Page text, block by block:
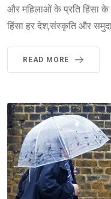
और महिलाओं के प्रति हिंसा
हिंसा हर देश,संस्कृति और
READ MORE